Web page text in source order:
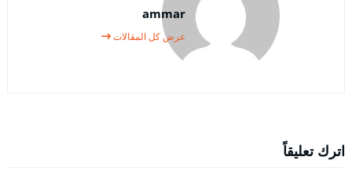
ammar
عرض كل المقالات
اترك تعليقاً